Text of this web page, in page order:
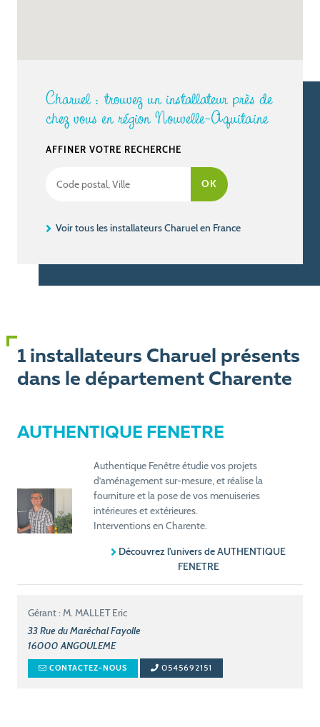
Charuel : trouvez un installateur près de
chez vous en région Nouvelle-Aquitaine
AFFINER VOTRE RECHERCHE
Voir tous les installateurs Charuel en France
1 installateurs Charuel présents
dans le département Charente
AUTHENTIQUE FENETRE
Authentique Fenêtre étudie vos projets
d’aménagement sur-mesure, et réalise la
fourniture et la pose de vos menuiseries
intérieures et extérieures.
Interventions en Charente.
Découvrez l'univers de AUTHENTIQUE
FENETRE
Gérant : M. MALLET Eric
33 Rue du Maréchal Fayolle
16000 ANGOULEME
CONTACTEZ-NOUS 0545692151